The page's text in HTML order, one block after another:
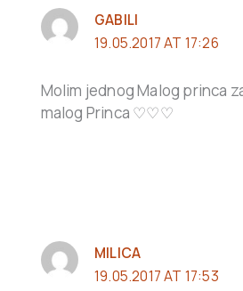
GABILI
19.05.2017 AT 17:26
Molim jednog Malog princa
malog Princa ♡♡♡
MILICA
19.05.2017 AT 17:53